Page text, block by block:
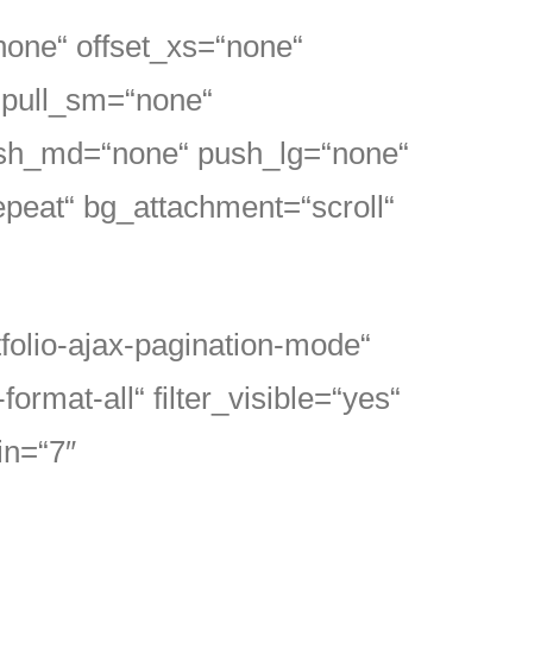
offset_xs=“none“
push_lg=“none“
bg_attachment=“scroll“
ajax-pagination-mode“
all“ filter_visible=“yes“